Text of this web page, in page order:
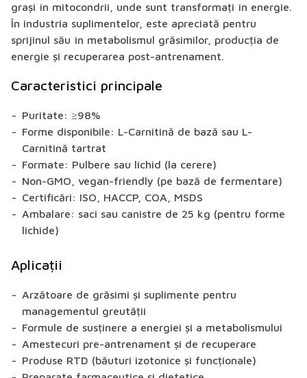
grași în mitocondrii, unde sunt transformați în energie.
În industria suplimentelor, este apreciată pentru
sprijinul său în metabolismul grăsimilor, producția de
energie și recuperarea post-antrenament.
Caracteristici principale
Puritate: ≥98%
Forme disponibile: L-Carnitină de bază sau L-
Carnitină tartrat
Formate: Pulbere sau lichid (la cerere)
Non-GMO, vegan-friendly (pe bază de fermentare)
Certificări: ISO, HACCP, COA, MSDS
Ambalare: saci sau canistre de 25 kg (pentru forme
lichide)
Aplicații
Arzătoare de grăsimi și suplimente pentru
managementul greutății
Formule de susținere a energiei și a metabolismului
Amestecuri pre-antrenament și de recuperare
Produse RTD (băuturi izotonice și funcționale)